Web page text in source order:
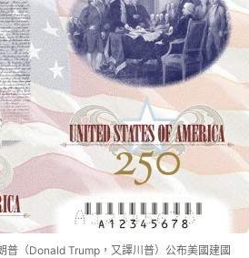
普（Donald Trump，又譯川普）公布美國建國